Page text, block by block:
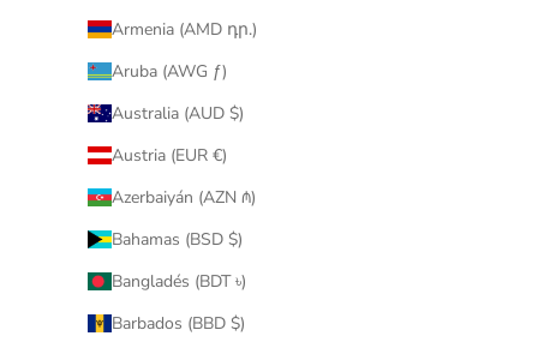
Armenia (AMD դր.)
Aruba (AWG ƒ)
Australia (AUD $)
Austria (EUR €)
Azerbaiyán (AZN ₼)
Bahamas (BSD $)
Bangladés (BDT ৳)
Barbados (BBD $)